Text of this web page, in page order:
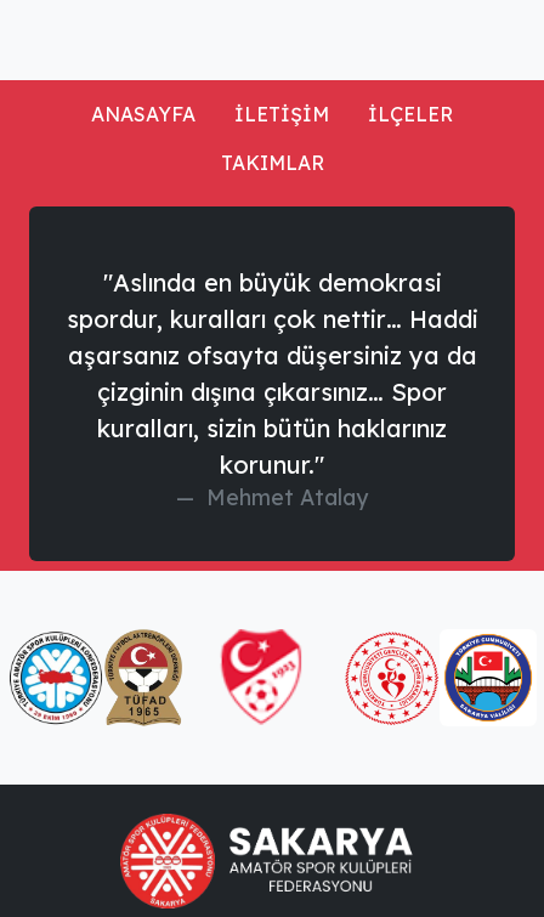
ANASAYFA İLETİŞİM
İLÇELER
TAKIMLAR
"Aslında en büyük demokrasi
spordur, kuralları çok nettir… Haddi
aşarsanız ofsayta düşersiniz ya da
çizginin dışına çıkarsınız… Spor
kuralları, sizin bütün haklarınız
korunur."
Mehmet Atalay